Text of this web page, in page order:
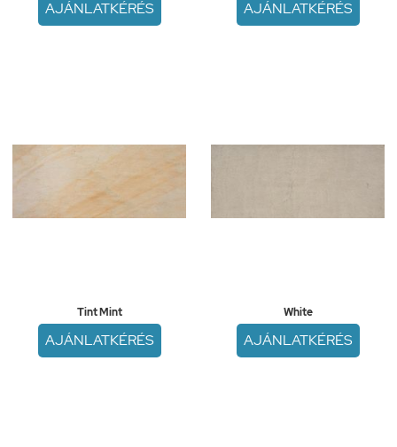
AJÁNLATKÉRÉS AJÁNLATKÉRÉS
Tint Mint
AJÁNLATKÉRÉS
White
AJÁNLATKÉRÉS